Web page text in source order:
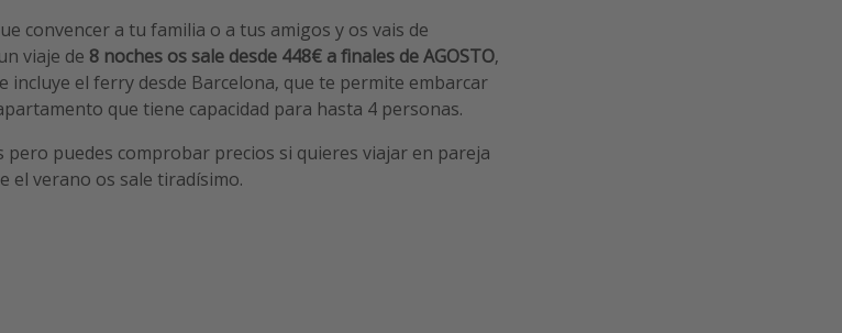
convencer a tu familia o a tus amigos y os vais de
viaje de 8 noches os sale desde 448€ a finales de AGOSTO,
incluye el ferry desde Barcelona, que te permite embarcar
que tiene capacidad para hasta 4 personas.
pero puedes comprobar precios si quieres viajar en pareja
el verano os sale tiradísimo.